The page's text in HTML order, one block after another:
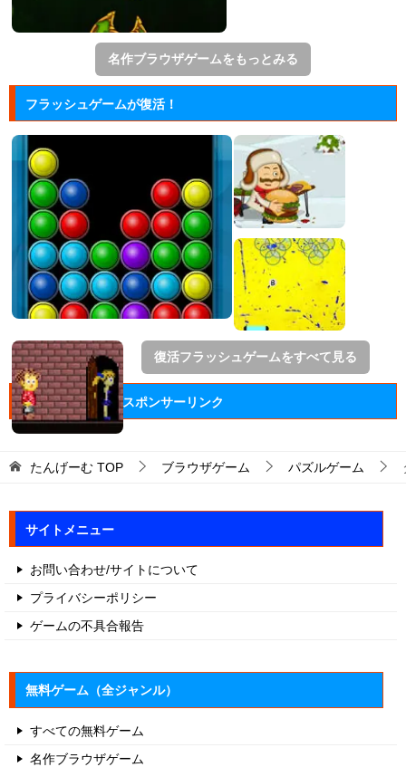
名作ブラウザゲームをもっとみる
フラッシュゲームが復活！
復活フラッシュゲームをすべて見る
スポンサーリンク
たんげーむ TOP ブラウザゲーム パズルゲーム
サイトメニュー
お問い合わせ/サイトについて
プライバシーポリシー
ゲームの不具合報告
無料ゲーム（全ジャンル）
すべての無料ゲーム
名作ブラウザゲーム